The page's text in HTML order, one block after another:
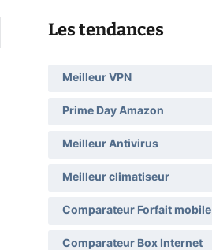
Les tendances
Meilleur VPN
Prime Day Amazon
Meilleur Antivirus
Meilleur climatiseur
Comparateur Forfait mobile
Comparateur Box Internet